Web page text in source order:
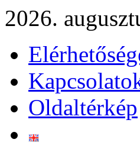
2026.
Oldaltérkép